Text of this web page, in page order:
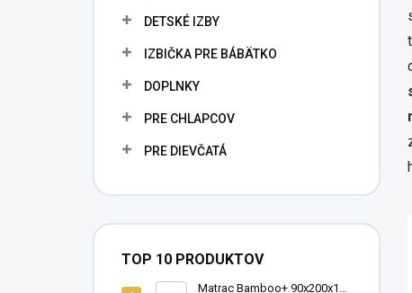
DETSKÉ IZBY
IZBIČKA PRE BÁBÄTKO
DOPLNKY
PRE CHLAPCOV
PRE DIEVČATÁ
TOP 10 PRODUKTOV
Matrac Bamboo+ 90x200x19